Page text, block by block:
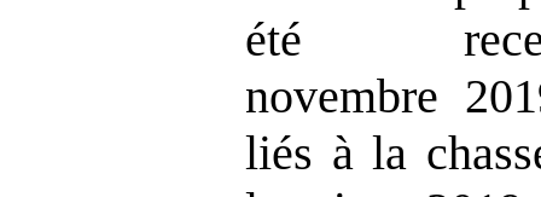
été
novembre
liés à la